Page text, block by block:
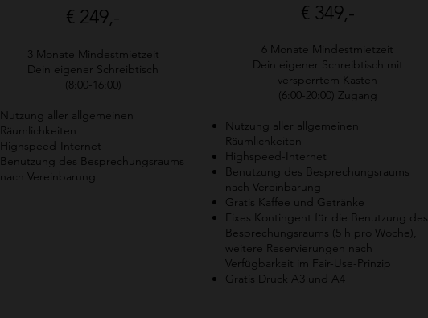
€ 249,-
3 Monate Mindestmietzeit
Dein eigener Schreibtisch
(8:00-16:00)
Nutzung aller allgemeinen
Räumlichkeiten
Highspeed-Internet
Benutzung des Besprechungsraums
nach Vereinbarung
€ 349,-
6 Monate Mindestmietzeit
Dein eigener Schreibtisch mit
versperrtem Kasten
(6:00-20:00) Zugang
Nutzung aller allgemeinen
Räumlichkeiten
Highspeed-Internet
Benutzung des Besprechungsraums
nach Vereinbarung
Gratis Kaffee und Getränke
Fixes Kontingent für die Benutzung des
Besprechungsraums (5 h pro Woche),
weitere Reservierungen nach
Verfügbarkeit im Fair-Use-Prinzip
Gratis Druck A3 und A4